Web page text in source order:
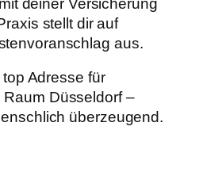
deiner Versicherung
stellt dir auf
aus.
Adresse für
Düsseldorf –
überzeugend.